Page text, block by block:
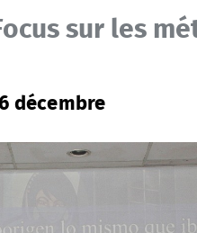
sur les
décembre